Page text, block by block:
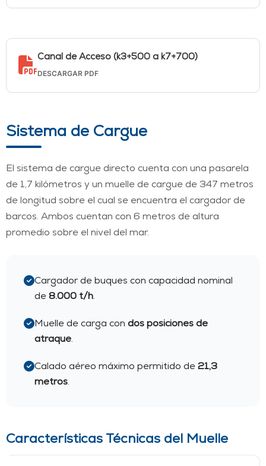
Canal de Acceso (k3+500 a k7+700)
DESCARGAR PDF
Sistema de Cargue
El sistema de cargue directo cuenta con una pasarela
de 1,7 kilómetros y un muelle de cargue de 347 metros
de longitud sobre el cual se encuentra el cargador de
barcos. Ambos cuentan con 6 metros de altura
promedio sobre el nivel del mar.
Cargador de buques con capacidad nominal
de8.000 t/h.
Muelle de carga con dos posiciones de
atraque.
Calado aéreo máximo permitido de21,3
metros.
Características Técnicas del Muelle